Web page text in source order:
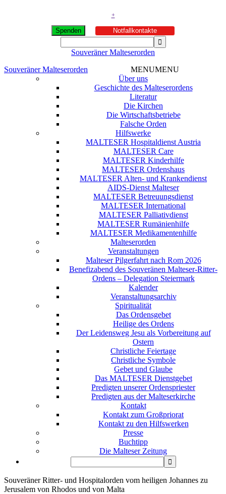
+
Spenden Notfallkontakte
Souveräner Malteserorden
Souveräner Malteserorden
MENUMENU
Über uns
Geschichte des Malteserordens
Literatur
Die Kirchen
Die Wirtschaftsbetriebe
Falsche Orden
Hilfswerke
MALTESER Hospitaldienst Austria
MALTESER Care
MALTESER Kinderhilfe
MALTESER Ordenshaus
MALTESER Alten- und Krankendienst
AIDS-Dienst Malteser
MALTESER Betreuungsdienst
MALTESER International
MALTESER Palliativdienst
MALTESER Rumänienhilfe
MALTESER Medikamentenhilfe
Malteserorden
Veranstaltungen
Malteser Pilgerfahrt nach Rom 2026
Benefizabend des Souveränen Malteser-Ritter-
Ordens – Delegation Steiermark
Kalender
Veranstaltungsarchiv
Spiritualität
Das Ordensgebet
Heilige des Ordens
Der Leidensweg Jesu als Vorbereitung auf
Ostern
Christliche Feiertage
Christliche Symbole
Gebet und Glaube
Das MALTESER Dienstgebet
Predigten unserer Ordenspriester
Predigten aus der Malteserkirche
Kontakt
Kontakt zum Großpriorat
Kontakt zu den Hilfswerken
Presse
Buchtipp
Die Malteser Zeitung
Souveräner Ritter- und Hospitalorden vom heiligen Johannes zu
Jerusalem von Rhodos und von Malta